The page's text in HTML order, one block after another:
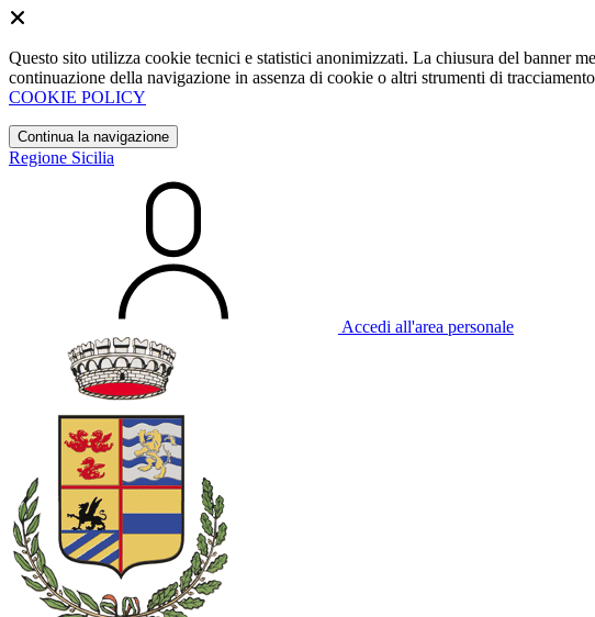
Questo sito utilizza cookie tecnici e statistici anonimizzati. La chiusura del banner
continuazione della navigazione in assenza di cookie o altri strumenti di
COOKIE POLICY
Continua la navigazione
Regione Sicilia
Accedi all'area personale